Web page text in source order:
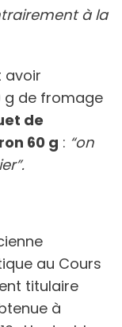
à la
avoir
g de fromage
de
60 g : “on
au Cours
titulaire
à